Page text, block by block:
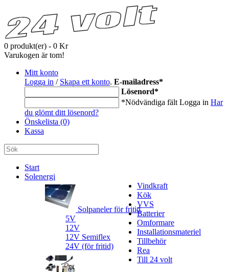
0 produkt(er) - 0 Kr
Varukogen är tom!
Mitt konto
Logga in / Skapa ett konto. E-mailadress*
Lösenord*
*Nödvändiga fält Logga in Har
du glömt ditt lösenord?
Önskelista (0)
Kassa
Start
Solenergi
Solpaneler för fritid
5V
12V
12V Semiflex
24V (för fritid)
Vindkraft
Kök
VVS
Batterier
Omformare
Installationsmateriel
Tillbehör
Rea
Till 24 volt